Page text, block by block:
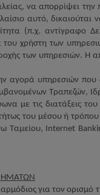
να απορρίψει
αυτό, δικαιούται
(π.χ. αντίγραφο
του χρήστη των
των υπηρεσιών. Η
αγορά υπηρεσιών που
Τραπεζών,
με τις διατάξεις
του μέσου ή
Ταμείου, Internet
αρμόδιος για τον